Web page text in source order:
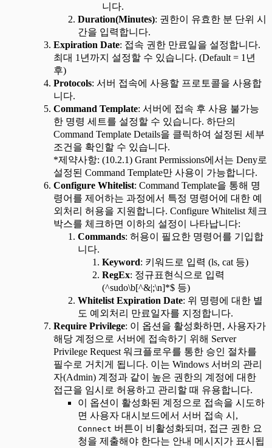
니다.
Duration(Minutes): 권한이 유효한 분 단위 시
간을 입력합니다.
Expiration Date: 접속 권한 만료일을 설정합니다.
최대 1년까지 설정할 수 있습니다. (Default = 1년
후)
Protocols: 서버 접속에 사용할 프로토콜을 사용합
니다.
Command Template: 서버에 접속 후 사용 불가능
한 명령 세트를 설정할 수 있습니다. 하단의
Command Template Details을 클릭하여 설정된 세부
조건을 확인할 수 있습니다.
*제약사항: (10.2.1) Grant Permissions에서는 Deny로
설정된 Command Template만 사용이 가능합니다.
Configure Whitelist: Command Template을 통해 명
령어를 제어하는 과정에서 특정 명령어에 대한 예
외처리 허용을 지원합니다. Configure Whitelist 체크
박스를 체크하면 이하의 설정이 나타납니다:
Commands: 허용이 필요한 명령어를 기입합
니다.
Keyword: 키워드로 입력 (ls, cat 등)
RegEx: 정규표현식으로 입력
(^sudo\b[^&|;\n]*$ 등)
Whitelist Expiration Date: 위 명령에 대한 별
도 예외처리 만료일자를 지정합니다.
Require Privilege: 이 옵션을 활성화하면, 사용자가
해당 계정으로 서버에 접속하기 위해 Server
Privilege Request 워크플로우를 통한 승인 절차를
필수로 거치게 됩니다. 이는 Windows 서버의 관리
자(Admin) 계정과 같이 높은 권한의 계정에 대한
접근을 임시로 허용하고 관리할 때 유용합니다.
이 옵션이 활성화된 계정으로 접속을 시도하
면 사용자 대시보드에서 서버 접속 시,
Connect 버튼이 비활성화되며, 접근 권한 요
청을 제출해야 한다는 안내 메시지가 표시됩